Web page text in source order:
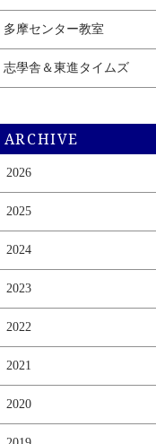
多摩センター教室
志學舎＆東進タイムズ
ARCHIVE
2026
2025
2024
2023
2022
2021
2020